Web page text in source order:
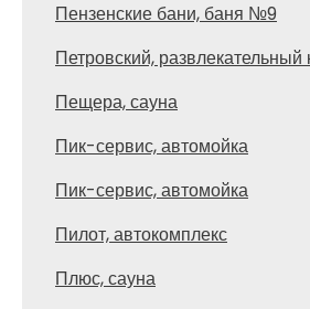
Пензенские бани, баня №9
Петровский, развлекательный
Пещера, сауна
Пик-сервис, автомойка
Пик-сервис, автомойка
Пилот, автокомплекс
Плюс, сауна